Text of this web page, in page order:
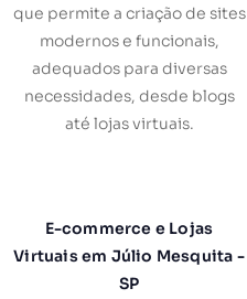
que permite a criação de sites
modernos e funcionais,
adequados para diversas
necessidades, desde blogs
até lojas virtuais.
E-commerce e Lojas
Virtuais em Júlio Mesquita -
SP